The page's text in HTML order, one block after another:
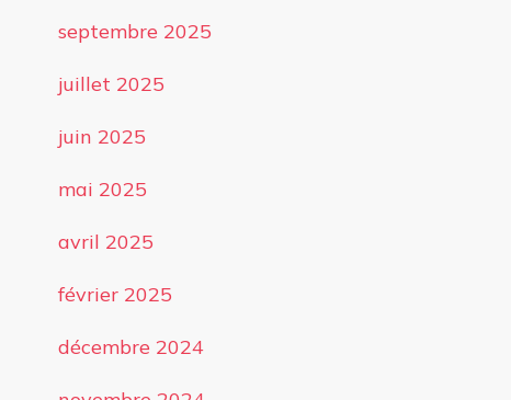
septembre 2025
juillet 2025
juin 2025
mai 2025
avril 2025
février 2025
décembre 2024